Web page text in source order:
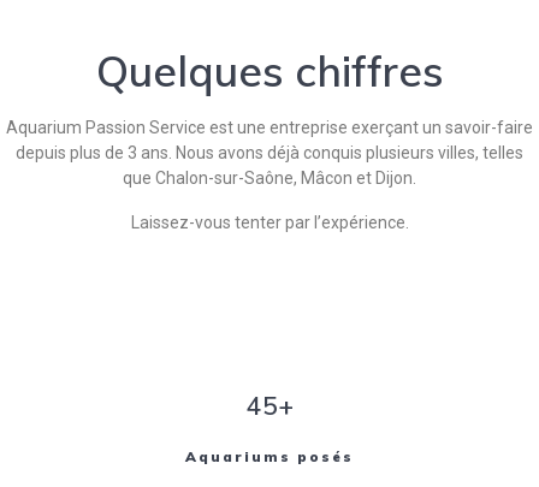
Quelques chiffres
Aquarium Passion Service est une entreprise exerçant un savoir-faire
depuis plus de 3 ans. Nous avons déjà conquis plusieurs villes, telles
que Chalon-sur-Saône, Mâcon et Dijon.
Laissez-vous tenter par l’expérience.
45+
Aquariums posés